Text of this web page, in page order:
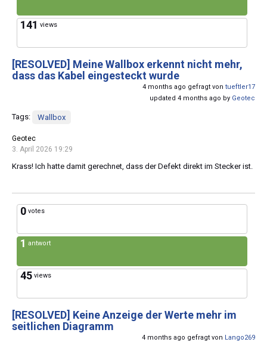
141 views
[RESOLVED] Meine Wallbox erkennt nicht mehr,
dass das Kabel eingesteckt wurde
4 months ago gefragt von tueftler17
updated 4 months ago by Geotec
Tags: Wallbox
Geotec
3. April 2026 19:29
Krass! Ich hatte damit gerechnet, dass der Defekt direkt im Stecker ist.
0 votes
1 antwort
45 views
[RESOLVED] Keine Anzeige der Werte mehr im
seitlichen Diagramm
4 months ago gefragt von Lango269